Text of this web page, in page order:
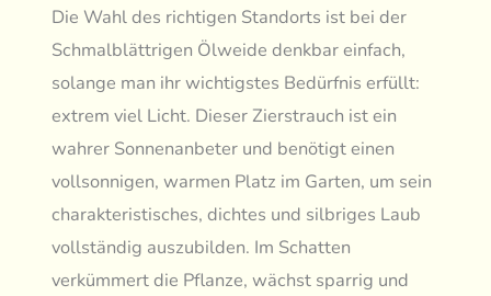
Die Wahl des richtigen Standorts ist bei der
Schmalblättrigen Ölweide denkbar einfach,
solange man ihr wichtigstes Bedürfnis erfüllt:
extrem viel Licht. Dieser Zierstrauch ist ein
wahrer Sonnenanbeter und benötigt einen
vollsonnigen, warmen Platz im Garten, um sein
charakteristisches, dichtes und silbriges Laub
vollständig auszubilden. Im Schatten
verkümmert die Pflanze, wächst sparrig und